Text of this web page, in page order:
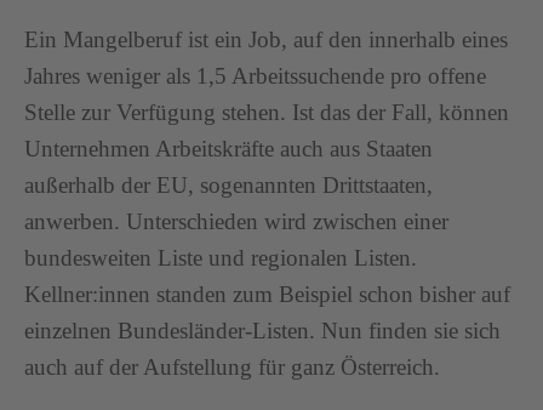
Ein Mangelberuf ist ein Job, auf den innerhalb eines
Jahres weniger als 1,5 Arbeitssuchende pro offene
Stelle zur Verfügung stehen. Ist das der Fall, können
Unternehmen Arbeitskräfte auch aus Staaten
außerhalb der EU, sogenannten Drittstaaten,
anwerben. Unterschieden wird zwischen einer
bundesweiten Liste und regionalen Listen.
Kellner:innen standen zum Beispiel schon bisher auf
einzelnen Bundesländer-Listen. Nun finden sie sich
auch auf der Aufstellung für ganz Österreich.